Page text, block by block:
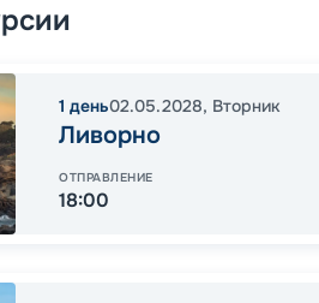
1 день02.05.2028, Вторник
Ливорно
ОТПРАВЛЕНИЕ
18:00